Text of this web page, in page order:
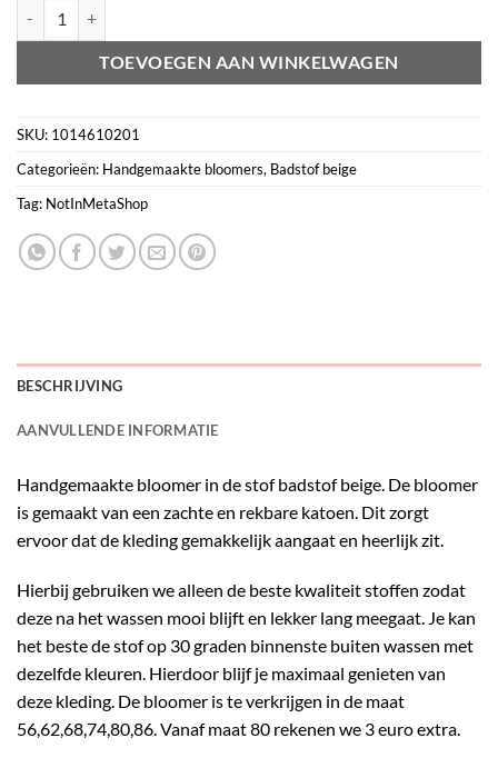
TOEVOEGEN AAN WINKELWAGEN
SKU: 1014610201
Categorieën: Handgemaakte bloomers, Badstof beige
Tag: NotInMetaShop
BESCHRIJVING
AANVULLENDE INFORMATIE
Handgemaakte bloomer in de stof badstof beige. De bloomer
is gemaakt van een zachte en rekbare katoen. Dit zorgt
ervoor dat de kleding gemakkelijk aangaat en heerlijk zit.
Hierbij gebruiken we alleen de beste kwaliteit stoffen zodat
deze na het wassen mooi blijft en lekker lang meegaat. Je kan
het beste de stof op 30 graden binnenste buiten wassen met
dezelfde kleuren. Hierdoor blijf je maximaal genieten van
deze kleding. De bloomer is te verkrijgen in de maat
56,62,68,74,80,86. Vanaf maat 80 rekenen we 3 euro extra.